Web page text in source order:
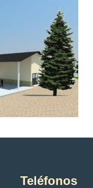
Teléfonos